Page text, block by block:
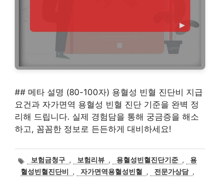
## 메타 설명 (80-100자) 용혈성 빈혈 진단비 지급
요건과 자가면역 용혈성 빈혈 진단 기준을 완벽 정
리해 드립니다. 실제 경험담을 통해 궁금증을 해소
하고, 꼼꼼한 정보로 든든하게 대비하세요!
태
그
보험금청구 , 보험리뷰 , 용혈성빈혈진단기준 ,
용
혈성빈혈진단비
, 자가면역용혈성빈혈 , 전문가상담 ,